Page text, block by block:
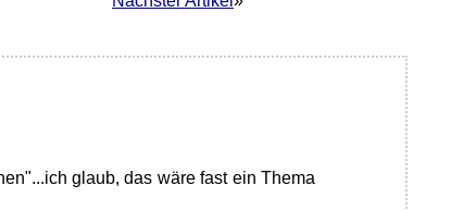
glaub, das wäre fast ein Thema